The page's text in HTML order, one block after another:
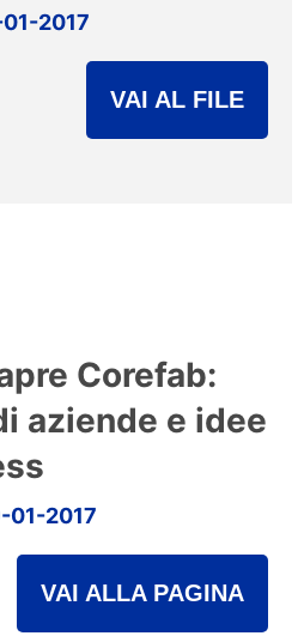
2017
VAI AL FILE
Corefab:
aziende e idee
01-2017
VAI ALLA PAGINA